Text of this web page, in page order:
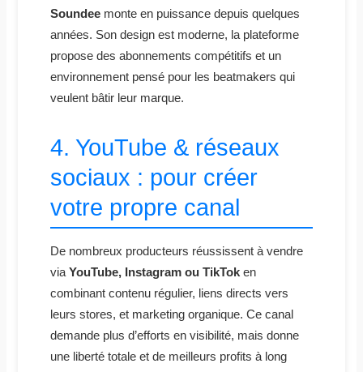
Soundee monte en puissance depuis quelques
années. Son design est moderne, la plateforme
propose des abonnements compétitifs et un
environnement pensé pour les beatmakers qui
veulent bâtir leur marque.
4. YouTube & réseaux
sociaux : pour créer
votre propre canal
De nombreux producteurs réussissent à vendre
viaYouTube, Instagram ou TikTok en
combinant contenu régulier, liens directs vers
leurs stores, et marketing organique. Ce canal
demande plus d’efforts en visibilité, mais donne
une liberté totale et de meilleurs profits à long